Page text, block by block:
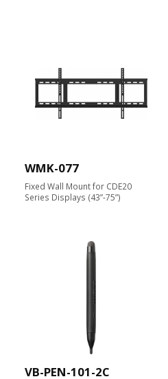
WMK-077
Fixed Wall Mount for CDE20
Series Displays (43”-75”)
VB-PEN-101-2C